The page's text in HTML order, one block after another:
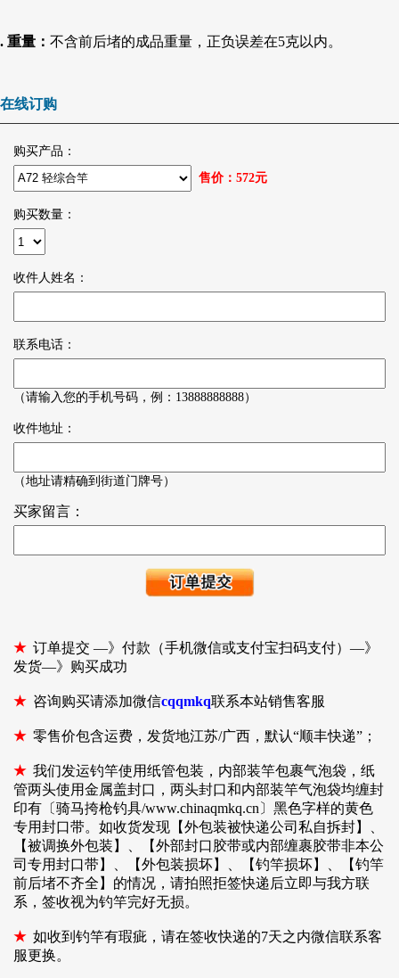
. 重量： 不含前后堵的成品重量，正负误差在5克以内。
在线订购
购买产品：
售价： 572元
购买数量：
收件人姓名：
联系电话：
（请输入您的手机号码，例：13888888888）
收件地址：
（地址请精确到街道门牌号）
买家留言：
★订单提交 —》付款（手机微信或支付宝扫码支付）—》
发货—》购买成功
★咨询购买请添加微信cqqmkq联系本站销售客服
★零售价包含运费，发货地江苏/广西，默认“顺丰快递”；
★我们发运钓竿使用纸管包装，内部装竿包裹气泡袋，纸
管两头使用金属盖封口，两头封口和内部装竿气泡袋均缠封
印有〔骑马挎枪钓具/www.chinaqmkq.cn〕黑色字样的黄色
专用封口带。如收货发现【外包装被快递公司私自拆封】、
【被调换外包装】、【外部封口胶带或内部缠裹胶带非本公
司专用封口带】、【外包装损坏】、【钓竿损坏】、【钓竿
前后堵不齐全】的情况，请拍照拒签快递后立即与我方联
系，签收视为钓竿完好无损。
★如收到钓竿有瑕疵，请在签收快递的7天之内微信联系客
服更换。